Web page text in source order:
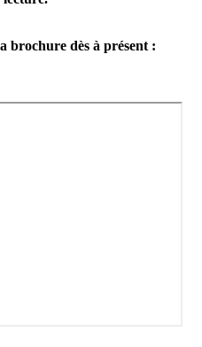
brochure dès à présent :